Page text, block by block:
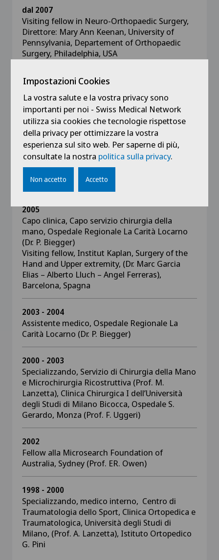
dal 2007
Visiting fellow in Neuro-Orthopaedic Surgery,
Direttore: Mary Ann Keenan, University of
Pennsylvania, Departement of Orthopaedic
Surgery, Philadelphia, USA
dal 2007
Surgery, Direttore: Scott Kozin, Shriners’
Hospital for Children, Philadelphia, USA
dal 2006
Visiting fellow in Surgery, Microsurgery and
Arthroscopy of the Hand and Upper Extremity,
Miami, USA
2005
Capo clinica, Capo servizio chirurgia della
mano, Ospedale Regionale La Carità Locarno
(Dr. P. Biegger)
Visiting fellow, Institut Kaplan, Surgery of the
Hand and Upper extremity, (Dr. Marc Garcia
Elias – Alberto Lluch – Angel Ferreras),
Barcelona, Spagna
2003 - 2004
Assistente medico, Ospedale Regionale La
Carità Locarno (Dr. P. Biegger)
2000 - 2003
Specializzando, Servizio di Chirurgia della Mano
e Microchirurgia Ricostruttiva (Prof. M.
Lanzetta), Clinica Chirurgica I dell’Università
degli Studi di Milano Bicocca, Ospedale S.
Gerardo, Monza (Prof. F. Uggeri)
2002
Fellow alla Microsearch Foundation of
Australia, Sydney (Prof. ER. Owen)
1998 - 2000
Specializzando, medico interno, Centro di
Traumatologia dello Sport, Clinica Ortopedica e
Traumatologica, Università degli Studi di
Milano, (Prof. A. Lanzetta), Istituto Ortopedico
G. Pini
Impostazioni Cookies
La vostra salute e la vostra privacy sono
importanti per noi - Swiss Medical Network
utilizza sia cookies che tecnologie rispettose
della privacy per ottimizzare la vostra
esperienza sul sito web. Per saperne di più,
consultate la nostra politica sulla privacy.
Non accetto Accetto